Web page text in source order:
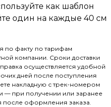
как шаблон
один на каждые 40 см
по факту по тарифам
компании. Сроки доставки
осуществляется удобной
дней после поступления
накладную с трек-номером
— при получении или заранее
после оформления заказа.